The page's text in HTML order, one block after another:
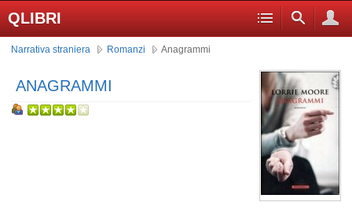
QLIBRI
Narrativa straniera Romanzi Anagrammi
ANAGRAMMI